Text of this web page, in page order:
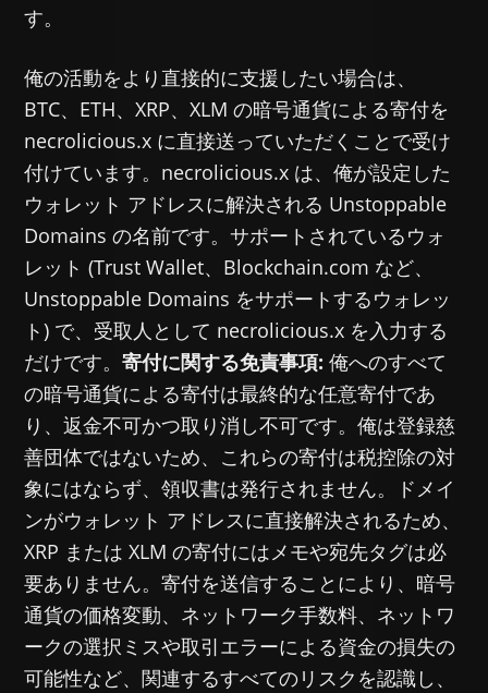
す。
俺の活動をより直接的に支援したい場合は、
BTC、ETH、XRP、XLM の暗号通貨による寄付を
necrolicious.x に直接送っていただくことで受け
付けています。necrolicious.x は、俺が設定した
ウォレット アドレスに解決される Unstoppable
Domains の名前です。サポートされているウォ
レット (Trust Wallet、Blockchain.com など、
Unstoppable Domains をサポートするウォレッ
ト) で、受取人として necrolicious.x を入力する
だけです。寄付に関する免責事項: 俺へのすべて
の暗号通貨による寄付は最終的な任意寄付であ
り、返金不可かつ取り消し不可です。俺は登録慈
善団体ではないため、これらの寄付は税控除の対
象にはならず、領収書は発行されません。ドメイ
ンがウォレット アドレスに直接解決されるため、
XRP または XLM の寄付にはメモや宛先タグは必
要ありません。寄付を送信することにより、暗号
通貨の価格変動、ネットワーク手数料、ネットワ
ークの選択ミスや取引エラーによる資金の損失の
可能性など、関連するすべてのリスクを認識し、